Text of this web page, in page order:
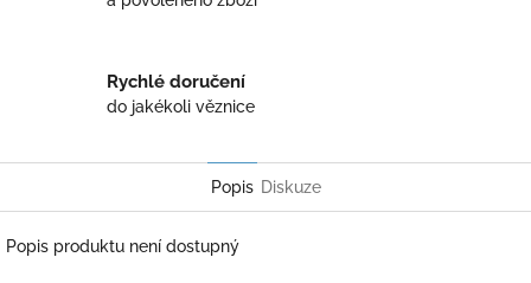
Rychlé doručení
do jakékoli věznice
Popis Diskuze
Popis produktu není dostupný